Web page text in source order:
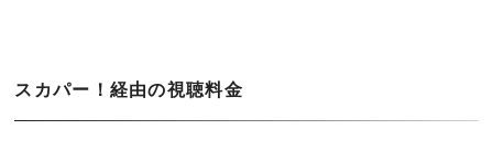
スカパー！経由の視聴料金